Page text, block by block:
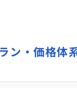
ン・価格体